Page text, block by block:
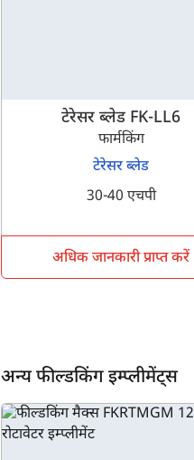
टेरेसर ब्लेड FK-LL6
फार्मकिंग
टेरेसर ब्लेड
30-40 एचपी
अधिक जानकारी प्राप्त करें
अन्य फील्डकिंग इम्प्लीमेंट्स